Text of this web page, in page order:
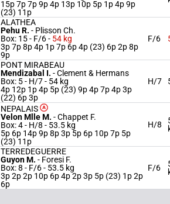
15p 7p 7p 9p 4p 13p 10p 5p 1p 4p 9p
(23) 11p
ALATHEA
Pehu R. - Plisson Ch.
Box: 15 - F/6 - 54 kg
3p 7p 8p 4p 1p 7p 6p 4p (23) 6p 2p 8p
9p
F/6
PONT MIRABEAU
Mendizabal I. -Clement & Hermans
Box: 5 - H/7 - 54 kg
4p 12p 1p 4p 5p (23) 9p 4p 7p 4p 3p
(22) 6p 3p
H/7
NEPALAIS
Velon Mlle M. -Chappet F.
Box: 4 - H/8 - 53.5 kg
5p 6p 14p 9p 8p 3p 5p 6p 10p 7p 5p
(23) 11p
H/8
TERREDEGUERRE
Guyon M. - Foresi F.
Box: 8 - F/6 - 53.5 kg
3p 2p 2p 10p 6p 4p 2p 3p 5p (23) 1p 2p
6p
F/6